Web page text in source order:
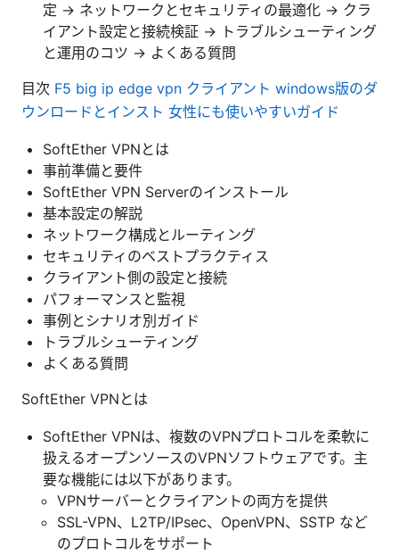
定 -> ネットワークとセキュリティの最適化 -> クラ
イアント設定と接続検証 -> トラブルシューティング
と運用のコツ -> よくある質問
目次 F5 big ip edge vpn クライアント windows版のダ
ウンロードとインスト 女性にも使いやすいガイド
SoftEther VPNとは
事前準備と要件
SoftEther VPN Serverのインストール
基本設定の解説
ネットワーク構成とルーティング
セキュリティのベストプラクティス
クライアント側の設定と接続
パフォーマンスと監視
事例とシナリオ別ガイド
トラブルシューティング
よくある質問
SoftEther VPNとは
SoftEther VPNは、複数のVPNプロトコルを柔軟に
扱えるオープンソースのVPNソフトウェアです。主
要な機能には以下があります。
VPNサーバーとクライアントの両方を提供
SSL-VPN、L2TP/IPsec、OpenVPN、SSTP など
のプロトコルをサポート